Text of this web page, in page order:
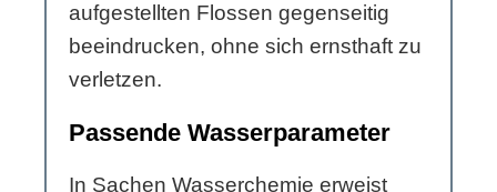
aufgestellten Flossen gegenseitig
beeindrucken, ohne sich ernsthaft zu
verletzen.
Passende Wasserparameter
In Sachen Wasserchemie erweist